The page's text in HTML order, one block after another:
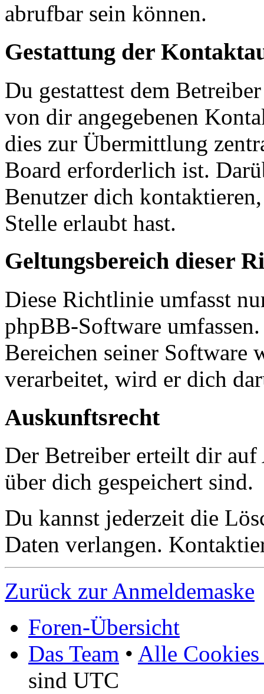
abrufbar sein können.
Gestattung der
Du gestattest dem
von dir angegebenen
dies zur Übermittlung
Board erforderlich ist.
Benutzer dich
Stelle erlaubt hast.
Geltungsbereich dieser
Diese Richtlinie umfasst
phpBB-Software
Bereichen seiner Software
verarbeitet, wird er dich
Auskunftsrecht
Der Betreiber erteilt dir
über dich gespeichert sind.
Du kannst jederzeit die
Daten verlangen.
Zurück zur Anmeldemaske
Foren-Übersicht
Das Team • Alle Cookies
sind UTC